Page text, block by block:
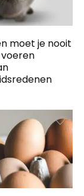
moet je nooit